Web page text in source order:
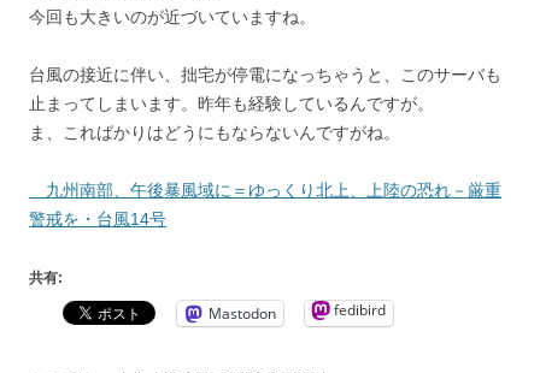
今回も大きいのが近づいていますね。
台風の接近に伴い、拙宅が停電になっちゃうと、このサーバも
止まってしまいます。昨年も経験しているんですが。
ま、こればかりはどうにもならないんですがね。
九州南部、午後暴風域に＝ゆっくり北上、上陸の恐れ－厳重
警戒を・台風14号
共有:
Mastodon fedibird